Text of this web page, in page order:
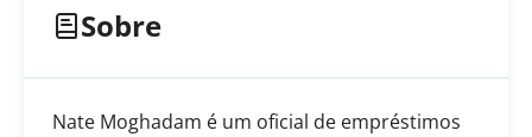
Sobre
Nate Moghadam é um oficial de empréstimos